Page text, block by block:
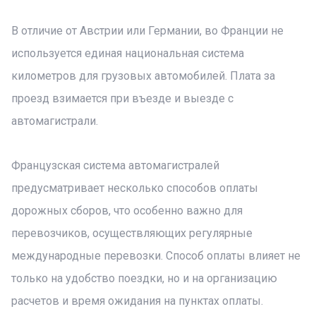
В отличие от Австрии или Германии, во Франции не
используется единая национальная система
километров для грузовых автомобилей. Плата за
проезд взимается при въезде и выезде с
автомагистрали.
Французская система автомагистралей
предусматривает несколько способов оплаты
дорожных сборов, что особенно важно для
перевозчиков, осуществляющих регулярные
международные перевозки. Способ оплаты влияет не
только на удобство поездки, но и на организацию
расчетов и время ожидания на пунктах оплаты.